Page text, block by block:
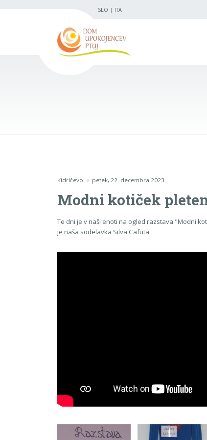
SLO | ITA
Kidričevo petek, 22. decembra 2023
Modni kotiček
Te dni je v naši enoti na ogled razstava "Modni
je naša sodelavka Silva Cafuta.